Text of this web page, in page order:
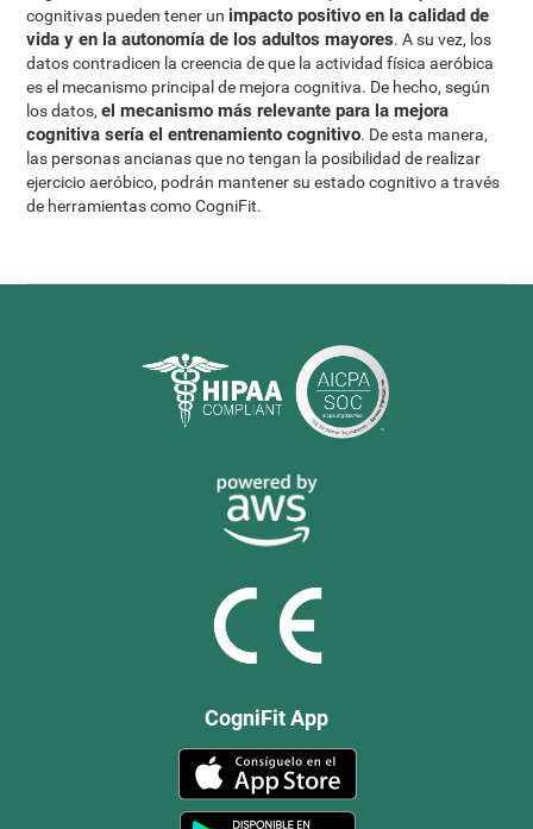
cognitivas pueden tener un impacto positivo en la calidad de
vida y en la autonomía de los adultos mayores. A su vez, los
datos contradicen la creencia de que la actividad física aeróbica
es el mecanismo principal de mejora cognitiva. De hecho, según
los datos,el mecanismo más relevante para la mejora
cognitiva sería el entrenamiento cognitivo. De esta manera,
las personas ancianas que no tengan la posibilidad de realizar
ejercicio aeróbico, podrán mantener su estado cognitivo a través
de herramientas como CogniFit.
CogniFit App